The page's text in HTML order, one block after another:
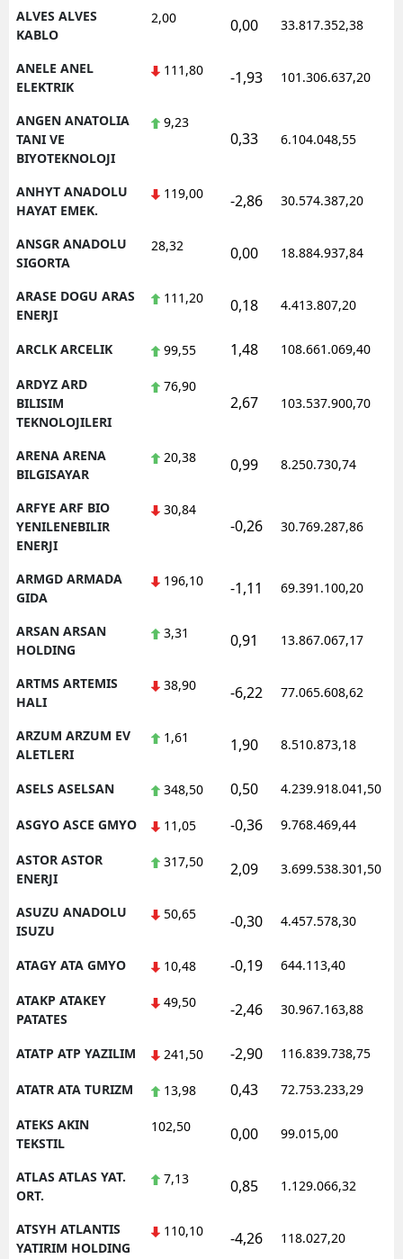
Yalova
Karabük
Osmaniye
ALVES ALVES
KABLO
2,00 0,00 33.817.352,38
ANELE ANEL
ELEKTRIK
111,80 -1,93 101.306.637,20
ANGEN ANATOLIA
TANI VE
BIYOTEKNOLOJI
9,23
0,33 6.104.048,55
ANHYT ANADOLU
HAYAT EMEK.
119,00 -2,86 30.574.387,20
ANSGR ANADOLU
SIGORTA
28,32 0,00 18.884.937,84
ARASE DOGU ARAS
ENERJI
111,20 0,18 4.413.807,20
ARCLK ARCELIK 99,55 1,48 108.661.069,40
ARDYZ ARD
BILISIM
TEKNOLOJILERI
76,90
2,67 103.537.900,70
ARENA ARENA
BILGISAYAR
20,38 0,99 8.250.730,74
ARFYE ARF BIO
YENILENEBILIR
ENERJI
30,84
-0,26 30.769.287,86
ARMGD ARMADA
GIDA
196,10 -1,11 69.391.100,20
ARSAN ARSAN
HOLDING
3,31 0,91 13.867.067,17
ARTMS ARTEMIS
HALI
38,90 -6,22 77.065.608,62
ARZUM ARZUM EV
ALETLERI
1,61 1,90 8.510.873,18
ASELS ASELSAN 348,50 0,50 4.239.918.041,50
ASGYO ASCE GMYO 11,05 -0,36 9.768.469,44
ASTOR ASTOR
ENERJI
317,50 2,09 3.699.538.301,50
ASUZU ANADOLU
ISUZU
50,65 -0,30 4.457.578,30
ATAGY ATA GMYO 10,48 -0,19 644.113,40
ATAKP ATAKEY
PATATES
49,50 -2,46 30.967.163,88
ATATP ATP YAZILIM 241,50 -2,90 116.839.738,75
ATATR ATA TURIZM 13,98 0,43 72.753.233,29
ATEKS AKIN
TEKSTIL
102,50 0,00 99.015,00
ATLAS ATLAS YAT.
ORT.
7,13 0,85 1.129.066,32
ATSYH ATLANTIS
YATIRIM HOLDING
110,10 -4,26 118.027,20